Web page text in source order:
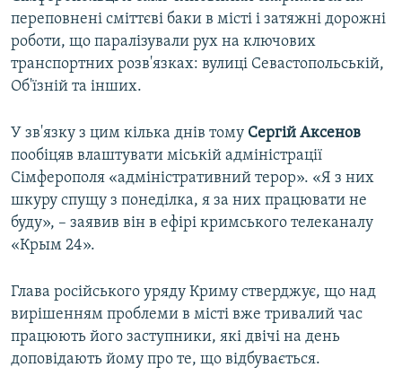
переповнені сміттєві баки в місті і затяжні дорожні
роботи, що паралізували рух на ключових
транспортних розв'язках: вулиці Севастопольській,
Об'їзній та інших.
У зв'язку з цим кілька днів тому Сергій Аксенов
пообіцяв влаштувати міській адміністрації
Сімферополя «адміністративний терор». «Я з них
шкуру спущу з понеділка, я за них працювати не
буду», – заявив він в ефірі кримського телеканалу
«Крым 24».
Глава російського уряду Криму стверджує, що над
вирішенням проблеми в місті вже тривалий час
працюють його заступники, які двічі на день
доповідають йому про те, що відбувається.